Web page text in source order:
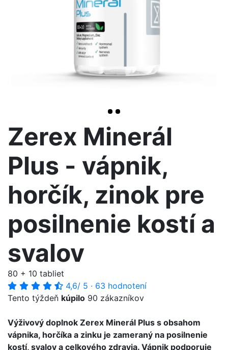
Zerex Minerál
Plus - vápnik,
horčík, zinok pre
posilnenie kostí a
svalov
80 + 10 tabliet
4,6/ 5 · 63 hodnotení
Tento týždeň kúpilo 90 zákazníkov
Výživový doplnok Zerex Minerál Plus s obsahom
vápnika, horčíka a zinku je zameraný na posilnenie
kostí, svalov a celkového zdravia. Vápnik podporuje